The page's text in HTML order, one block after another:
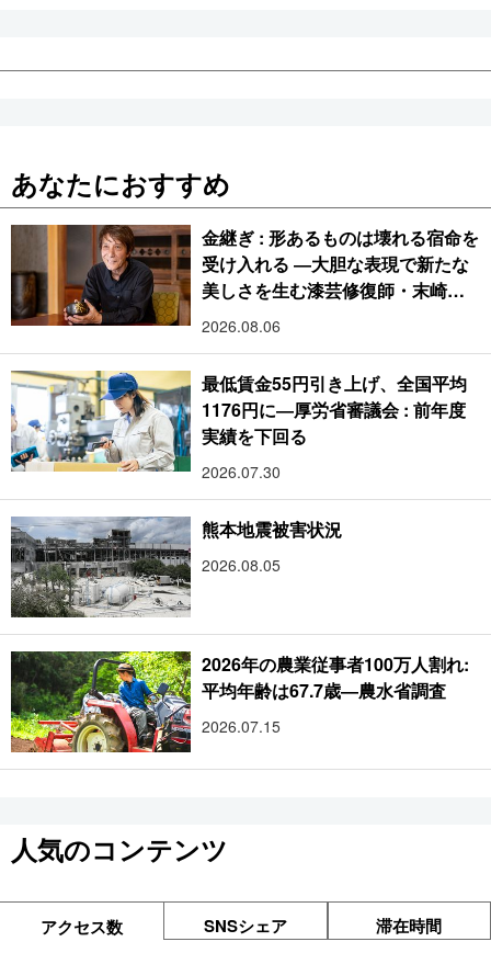
あなたにおすすめ
金継ぎ : 形あるものは壊れる宿命を
受け入れる ―大胆な表現で新たな
美しさを生む漆芸修復師・末崎広
樹
2026.08.06
最低賃金55円引き上げ、全国平均
1176円に―厚労省審議会 : 前年度
実績を下回る
2026.07.30
熊本地震被害状況
2026.08.05
2026年の農業従事者100万人割れ:
平均年齢は67.7歳―農水省調査
2026.07.15
人気のコンテンツ
アクセス数 SNSシェア 滞在時間